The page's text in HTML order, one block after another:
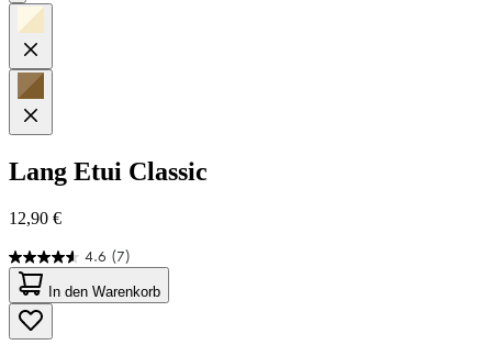
Lang Etui Classic
12,90 €
4.6 (7)
4.6
von
5
Sternen.
7
In den Warenkorb